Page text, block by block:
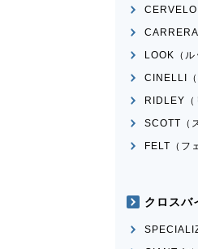
CERVELO
CARRERA
LOOK（ル
CINELLI（
RIDLEY（
SCOTT（
FELT（フ
クロスバ